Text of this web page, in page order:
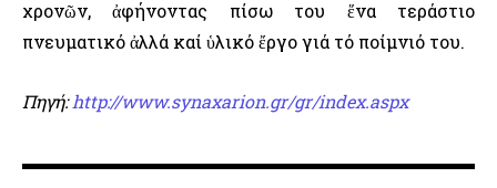
χρονῶν, ἀφήνοντας πίσω του ἕνα τεράστιο
πνευματικό ἀλλά καί ὑλικό ἔργο γιά τό ποίμνιό του.
Πηγή:http://www.synaxarion.gr/gr/index.aspx